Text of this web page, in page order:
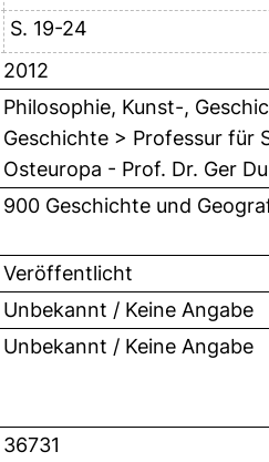
S. 19-24
2012
Philosophie, Kunst-,
Geschichte > Professur für
Osteuropa - Prof. Dr. Ger
900 Geschichte und
Veröffentlicht
Unbekannt / Keine Angabe
Unbekannt / Keine Angabe
36731